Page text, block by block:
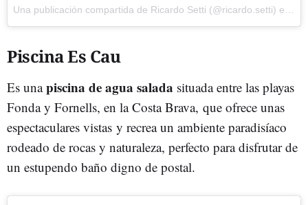
Una publicación compartida de Ricardo Setti (@ricardo.setti) el
Piscina Es Cau
Es unapiscina de agua salada situada entre las playas
Fonda y Fornells, en la Costa Brava, que ofrece unas
espectaculares vistas y recrea un ambiente paradisíaco
rodeado de rocas y naturaleza, perfecto para disfrutar de
un estupendo baño digno de postal.